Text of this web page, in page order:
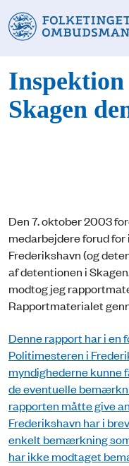
Skagen
Den 7. oktober 2003
medarbejdere forud
Frederikshavn (og
af detentionen i
modtog jeg
Rapportmaterialet
Denne rapport har i en
Politimesteren i
myndighederne kunne
de eventuelle
rapporten måtte give
Frederikshavn har i
enkelt bemærkning
har ikke modtaget